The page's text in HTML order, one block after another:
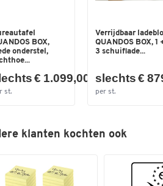
BOX,
onderstel,
€ 1.099,00
st.
Verrijdbaar
QUANDOS BOX, 1
3 schuiflade...
slechts €
per st.
klanten kochten ook